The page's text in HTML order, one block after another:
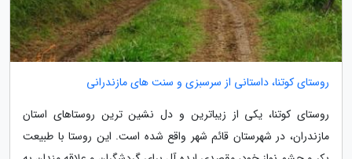
روستای کوتنا، داستانی از سرسبزی و سنت های مازندرانی
روستای کوتنا، یکی از زیباترین و دل نشین ترین روستاهای استان
مازندران، در شهرستان قائم شهر واقع شده است. این روستا با طبیعت